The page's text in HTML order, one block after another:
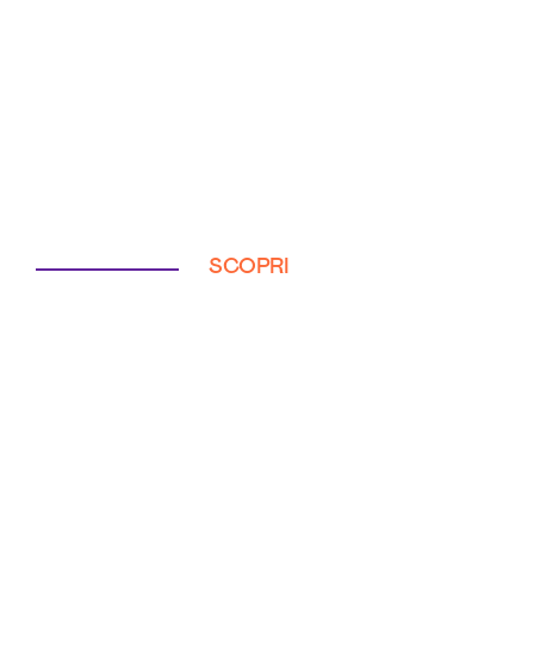
SCOPRI